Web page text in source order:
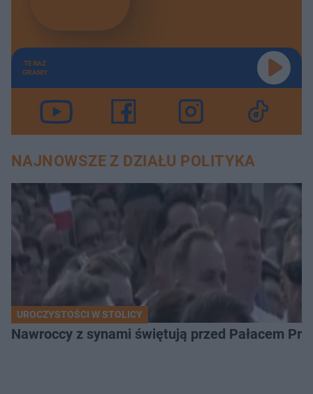
TERAZ
GRAMY
NAJNOWSZE Z DZIAŁU POLITYKA
UROCZYSTOŚCI W STOLICY
Nawroccy z synami świętują przed Pałacem